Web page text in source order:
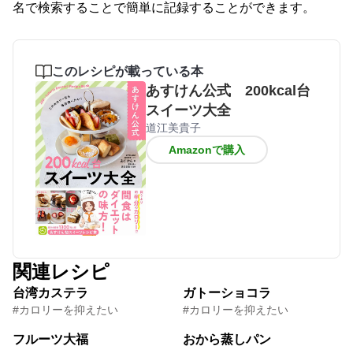
名で検索することで簡単に記録することができます。
このレシピが載っている本
あすけん公式 200kcal台
スイーツ大全
道江美貴子
Amazonで購入
関連レシピ
台湾カステラ
#カロリーを抑えたい
ガトーショコラ
#カロリーを抑えたい
フルーツ大福 おから蒸しパン